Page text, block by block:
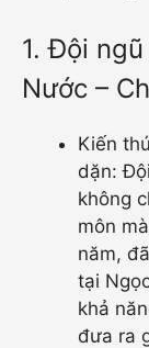
1. Đội
Nước –
Kiến
dặn:
không
môn
năm,
tại
khả
đưa ra